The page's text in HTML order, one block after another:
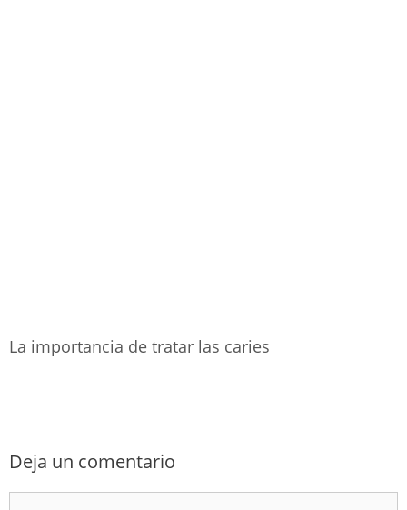
La importancia de tratar las caries
Deja un comentario